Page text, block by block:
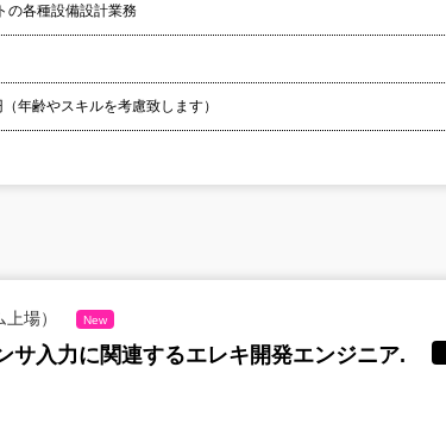
の各種設備設計業務
年齢やスキルを考慮致します）
場） New
入力に関連するエレキ開発エンジニア.